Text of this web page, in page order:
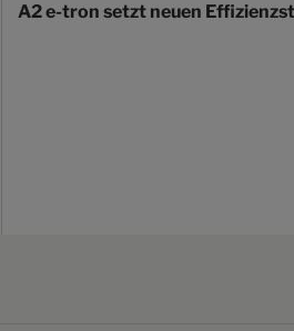
A2 e-tron setzt neuen